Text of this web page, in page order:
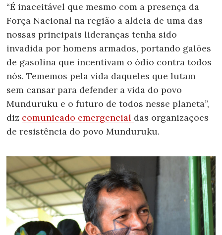
“É inaceitável que mesmo com a presença da
Força Nacional na região a aldeia de uma das
nossas principais lideranças tenha sido
invadida por homens armados, portando galões
de gasolina que incentivam o ódio contra todos
nós. Tememos pela vida daqueles que lutam
sem cansar para defender a vida do povo
Munduruku e o futuro de todos nesse planeta”,
diz comunicado emergencial das organizações
de resistência do povo Munduruku.